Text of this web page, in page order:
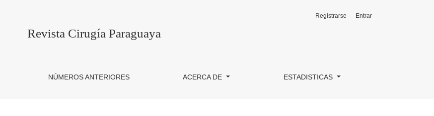
videolaparoscópicas en pacientes con patologías oncológicas: Experiencia en el Instituto de Previsión Social –
Revista Cirugía Paraguaya
NÚMEROS ANTERIORES ACERCA DE ESTADISTICAS
Registrarse Entrar